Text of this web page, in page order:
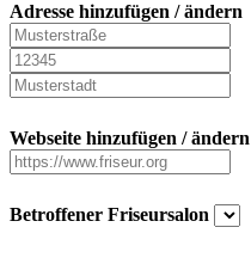
Adresse hinzufügen / ändern
Webseite hinzufügen / ändern
Betroffener Friseursalon